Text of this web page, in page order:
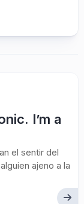
I’m a
el sentir del
ajeno a la